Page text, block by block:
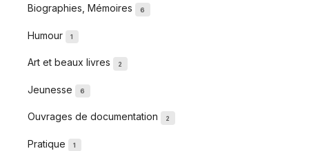
Biographies, Mémoires 6
Humour 1
Art et beaux livres 2
Jeunesse 6
Ouvrages de documentation 2
Pratique 1